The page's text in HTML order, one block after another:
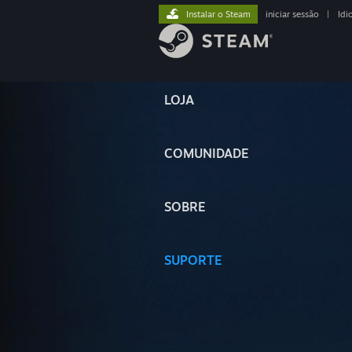
LOJA
COMUNIDADE
SOBRE
SUPORTE
Instalar o Steam iniciar sessão